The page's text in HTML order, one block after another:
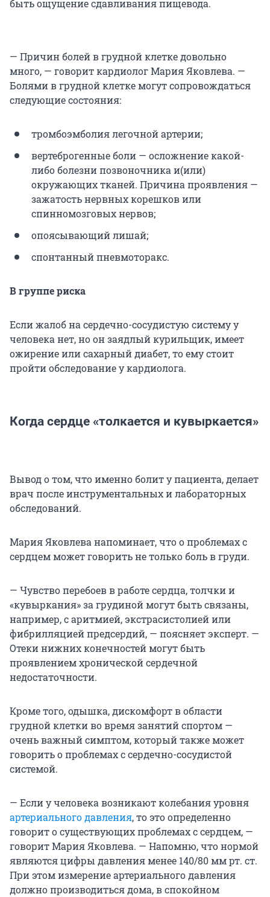
быть ощущение сдавливания пищевода.
— Причин болей в грудной клетке довольно
много, — говорит кардиолог Мария Яковлева. —
Болями в грудной клетке могут сопровождаться
следующие состояния:
тромбоэмболия легочной артерии;
вертеброгенные боли — осложнение какой-
либо болезни позвоночника и(или)
окружающих тканей. Причина проявления —
зажатость нервных корешков или
спинномозговых нервов;
опоясывающий лишай;
спонтанный пневмоторакс.
В группе риска
Если жалоб на сердечно-сосудистую систему у
человека нет, но он заядлый курильщик, имеет
ожирение или сахарный диабет, то ему стоит
пройти обследование у кардиолога.
Когда сердце «толкается и кувыркается»
Вывод о том, что именно болит у пациента, делает
врач после инструментальных и лабораторных
обследований.
Мария Яковлева напоминает, что о проблемах с
сердцем может говорить не только боль в груди.
— Чувство перебоев в работе сердца, толчки и
«кувыркания» за грудиной могут быть связаны,
например, с аритмией, экстрасистолией или
фибрилляцией предсердий, — поясняет эксперт. —
Отеки нижних конечностей могут быть
проявлением хронической сердечной
недостаточности.
Кроме того, одышка, дискомфорт в области
грудной клетки во время занятий спортом —
очень важный симптом, который также может
говорить о проблемах с сердечно-сосудистой
системой.
— Если у человека возникают колебания уровня
артериального давления, то это определенно
говорит о существующих проблемах с сердцем, —
говорит Мария Яковлева. — Напомню, что нормой
являются цифры давления менее 140/80 мм рт. ст.
При этом измерение артериального давления
должно производиться дома, в спокойном